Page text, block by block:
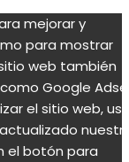
mejorar y
para mostrar
web también
Google
el sitio web,
el botón para